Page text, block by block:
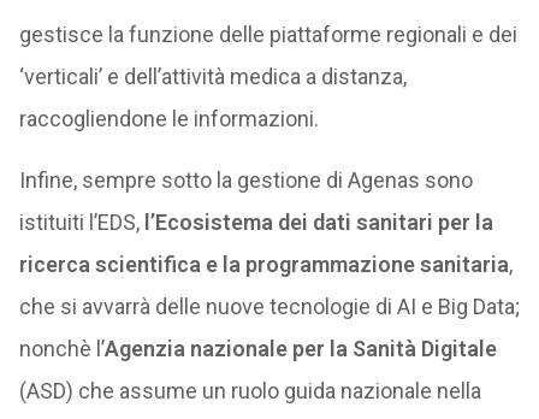
gestisce la funzione delle piattaforme regionali e dei
‘verticali’ e dell’attività medica a distanza,
raccogliendone le informazioni.
Infine, sempre sotto la gestione di Agenas sono
istituiti l’EDS, l’Ecosistema dei dati sanitari per la
ricerca scientifica e la programmazione sanitaria,
che si avvarrà delle nuove tecnologie di AI e Big Data;
nonchè l’Agenzia nazionale per la Sanità Digitale
(ASD) che assume un ruolo guida nazionale nella